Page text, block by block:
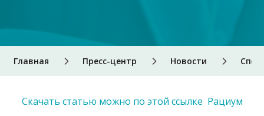
Главная Пресс-центр Новости
Скачать статью можно по этой ссылке Рациум